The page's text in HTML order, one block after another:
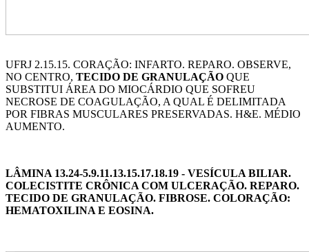
UFRJ 2.15.15. CORAÇÃO: INFARTO. REPARO. OBSERVE,
NO CENTRO, TECIDO DE GRANULAÇÃO QUE
SUBSTITUI ÁREA DO MIOCÁRDIO QUE SOFREU
NECROSE DE COAGULAÇÃO, A QUAL É DELIMITADA
POR FIBRAS MUSCULARES PRESERVADAS. H&E. MÉDIO
AUMENTO.
LÂMINA 13.24-5.9.11.13.15.17.18.19 - VESÍCULA BILIAR.
COLECISTITE CRÔNICA COM ULCERAÇÃO. REPARO.
TECIDO DE GRANULAÇÃO. FIBROSE. COLORAÇÃO:
HEMATOXILINA E EOSINA.